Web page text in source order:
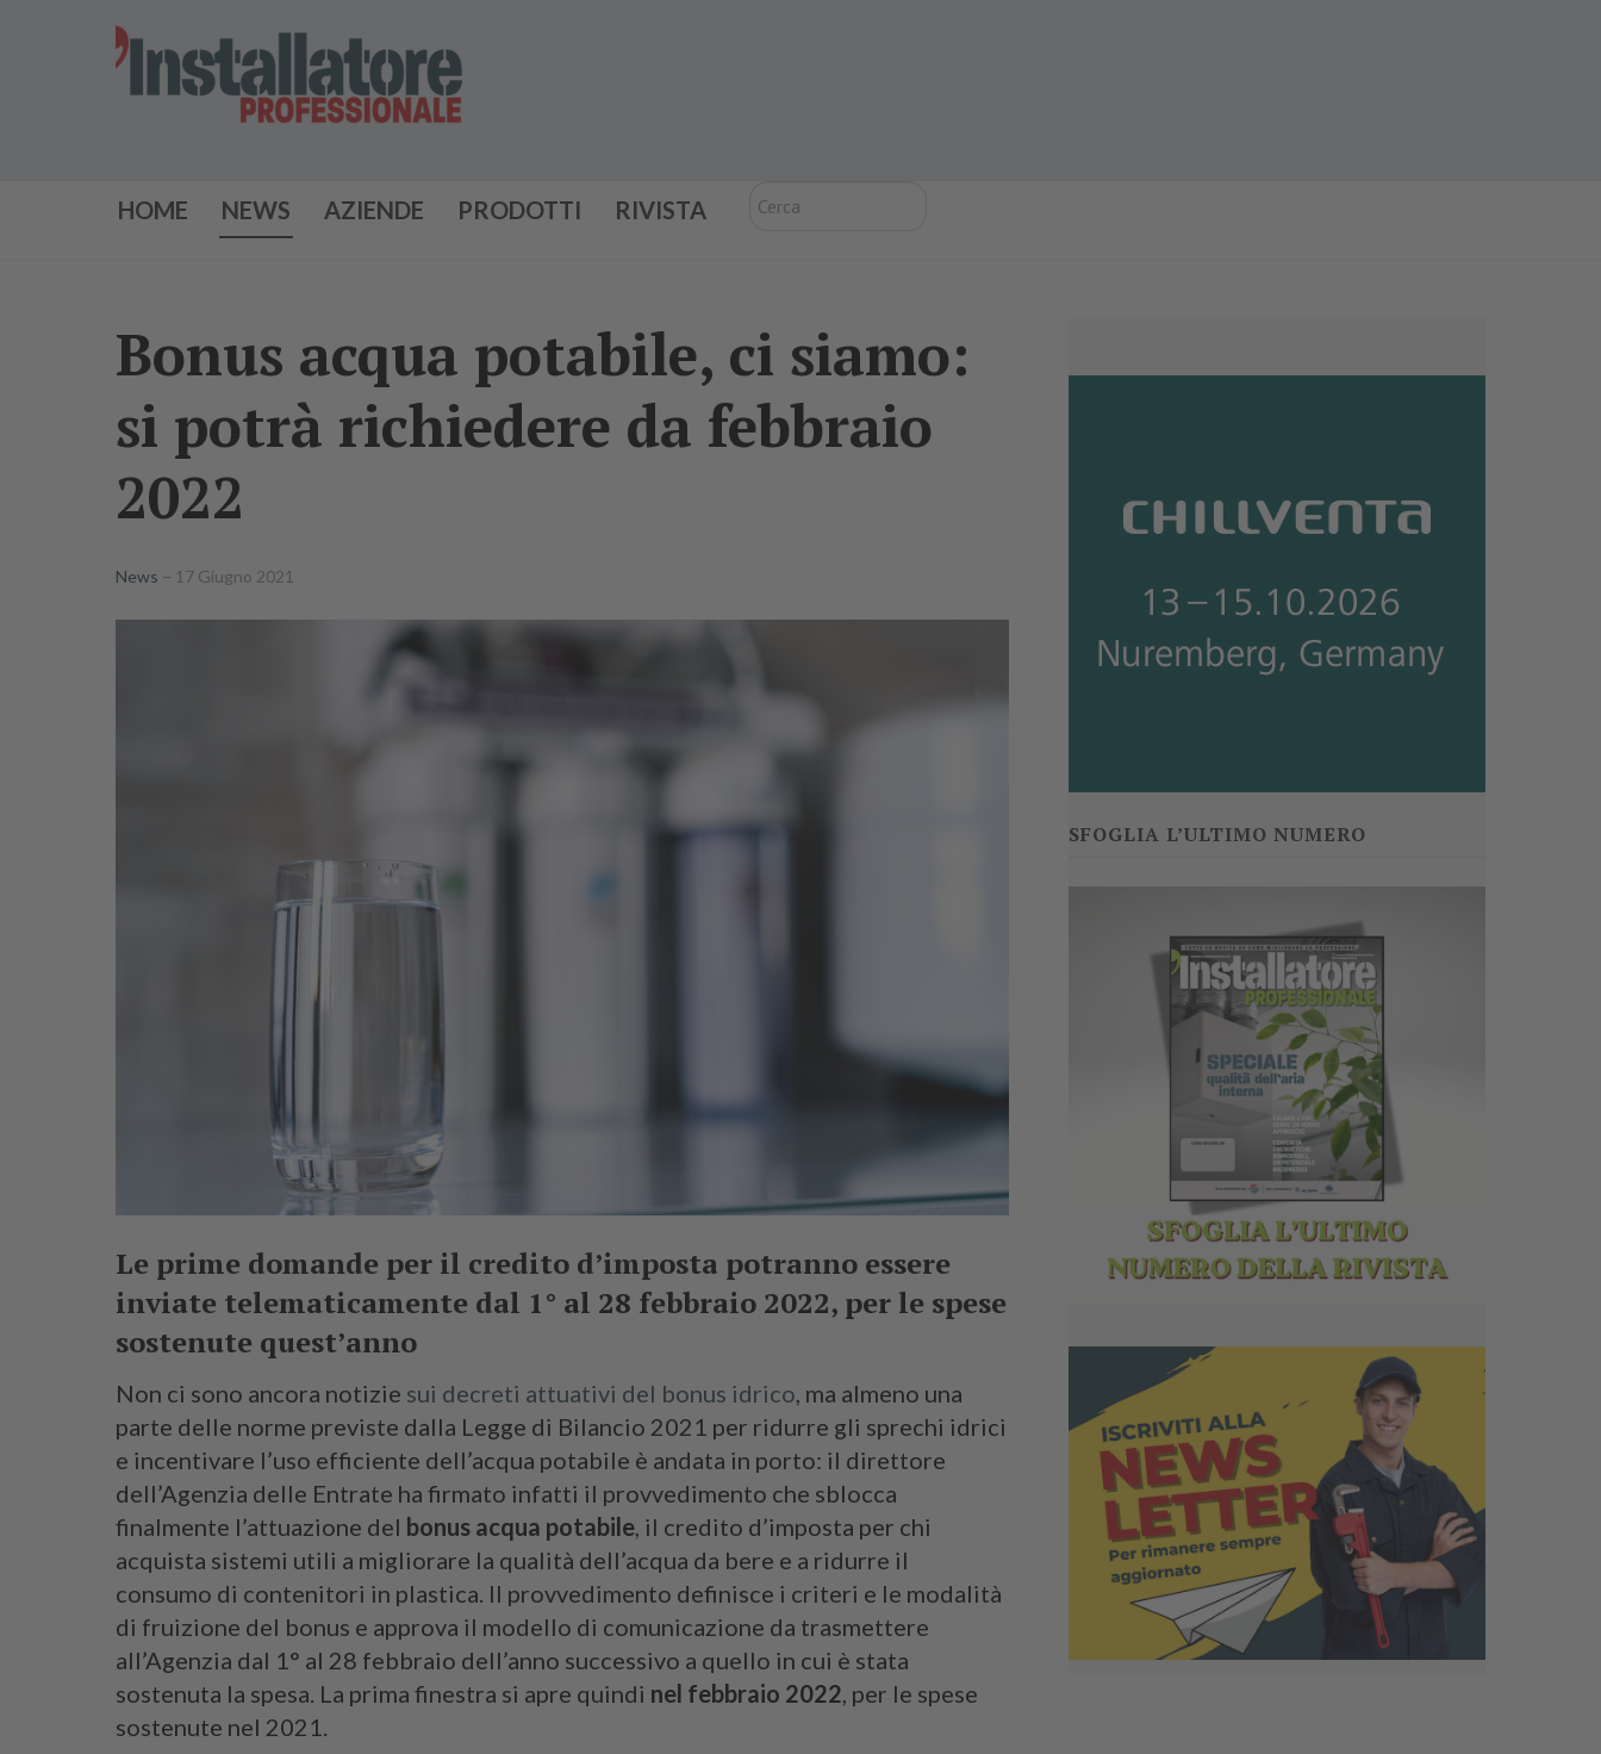
HOME NEWS AZIENDE PRODOTTI RIVISTA
Cerca
Bonus acqua potabile, ci siamo:
si potrà richiedere da febbraio
2022
News 17 Giugno 2021
Le prime domande per il credito d’imposta potranno essere
inviate telematicamente dal 1° al 28 febbraio 2022, per le spese
sostenute quest’anno
Non ci sono ancora notizie sui decreti attuativi del bonus idrico, ma almeno una
parte delle norme previste dalla Legge di Bilancio 2021 per ridurre gli sprechi idrici
e incentivare l’uso efficiente dell’acqua potabile è andata in porto: il direttore
dell’Agenzia delle Entrate ha firmato infatti il provvedimento che sblocca
finalmente l’attuazione del bonus acqua potabile, il credito d’imposta per chi
acquista sistemi utili a migliorare la qualità dell’acqua da bere e a ridurre il
consumo di contenitori in plastica. Il provvedimento definisce i criteri e le modalità
di fruizione del bonus e approva il modello di comunicazione da trasmettere
all’Agenzia dal 1° al 28 febbraio dell’anno successivo a quello in cui è stata
sostenuta la spesa. La prima finestra si apre quindi nel febbraio 2022, per le spese
sostenute nel 2021.
SFOGLIA L’ULTIMO NUMERO